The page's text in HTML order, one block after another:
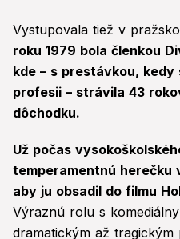
Vystupovala tiež v
roku 1979 bola členkou
kde – s prestávkou,
profesii – strávila 43
dôchodku.
Už počas
temperamentnú herečku
aby ju obsadil do filmu
Výraznú rolu s
dramatickým až